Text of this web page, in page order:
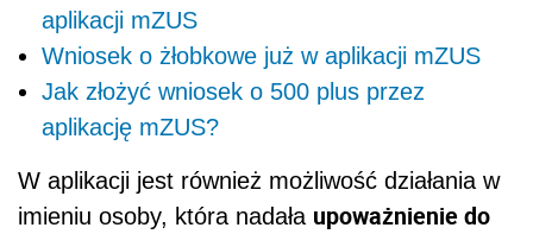
aplikacji mZUS
Wniosek o żłobkowe już w aplikacji mZUS
Jak złożyć wniosek o 500 plus przez
aplikację mZUS?
W aplikacji jest również możliwość działania w
imieniu osoby, która nadała upoważnienie do